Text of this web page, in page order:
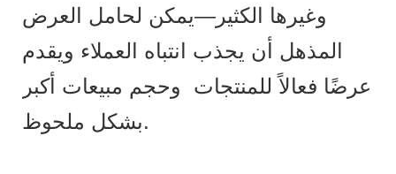
وغيرها الكثير—يمكن لحامل العرض
المذهل أن يجذب انتباه العملاء ويقدم
عرضًا فعالاً للمنتجات وحجم مبيعات أكبر
بشكل ملحوظ.